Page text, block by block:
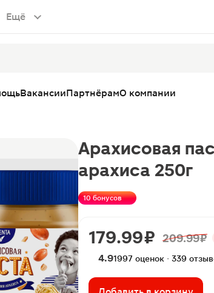
Ещё
ВакансииПартнёрамО компании
10 бонусов
Арахисовая
арахиса 250г
179.99 ₽ 209.99 ₽
4.91997 оценок · 339